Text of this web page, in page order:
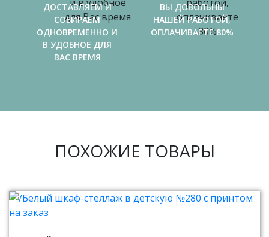
ДОСТАВЛЯЕМ И
СОБИРАЕМ
ОДНОВРЕМЕННО И
В УДОБНОЕ ДЛЯ
ВАС ВРЕМЯ
ВЫ ДОВОЛЬНЫ
НАШЕЙ РАБОТОЙ,
ОПЛАЧИВАЕТЕ 80%
ПОХОЖИЕ ТОВАРЫ